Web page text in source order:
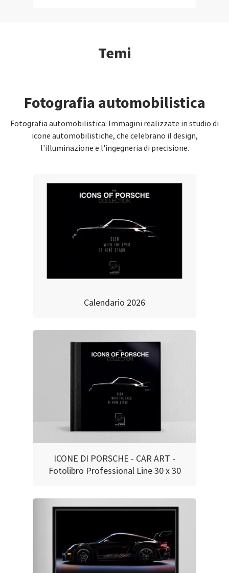
Temi
Fotografia automobilistica
Fotografia automobilistica: Immagini realizzate in studio di
icone automobilistiche, che celebrano il design,
l'illuminazione e l'ingegneria di precisione.
Calendario 2026
ICONE DI PORSCHE - CAR ART -
Fotolibro Professional Line 30 x 30